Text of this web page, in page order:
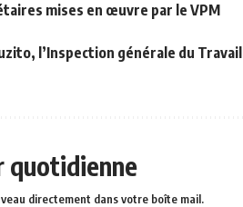
mises en œuvre par le VPM
l’Inspection générale du Travail
quotidienne
directement dans votre boîte mail.